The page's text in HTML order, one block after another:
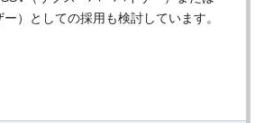
）としての採用も検討しています。